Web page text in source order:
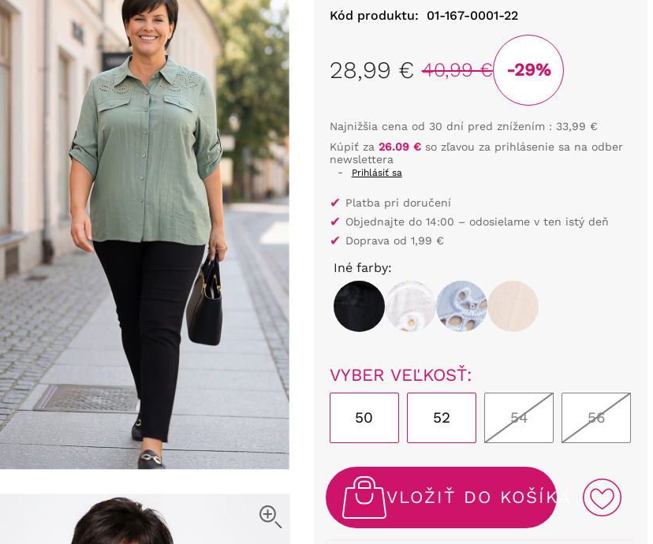
Kód produktu: 01-167-0001-22
28,99 € 40,99 € -29%
Najnižšia cena od 30 dní pred znížením : 33,99 €
Kúpiť za 26.09 €so zľavou za prihlásenie sa na odber
newslettera
-
Prihlásiť sa
✔ Platba pri doručení
✔ Objednajte do 14:00 – odosielame v ten istý deň
✔ Doprava od 1,99 €
Iné farby:
VYBER VEĽKOSŤ:
50 52 54 56
VLOŽIŤ DO KOŠÍKA